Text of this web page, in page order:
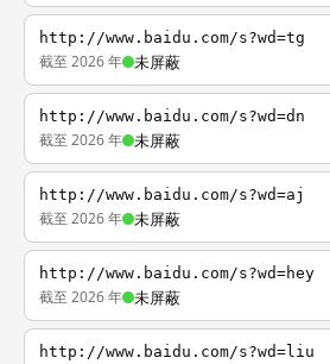
http://www.baidu.com/s?wd=tg
截至 2026 年 未屏蔽
http://www.baidu.com/s?wd=dn
截至 2026 年 未屏蔽
http://www.baidu.com/s?wd=aj
截至 2026 年 未屏蔽
http://www.baidu.com/s?wd=hey
截至 2026 年 未屏蔽
http://www.baidu.com/s?wd=liu